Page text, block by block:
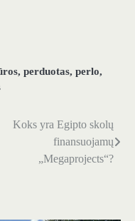
, perduotas, perlo,
Koks yra Egipto skolų
finansuojamų
„Megaprojects“?